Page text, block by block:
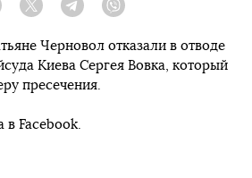
Facebook Twitter Telegram
Черновол отказали в отводе
Киева Сергея Вовка, который
пресечения.
в Facebook.